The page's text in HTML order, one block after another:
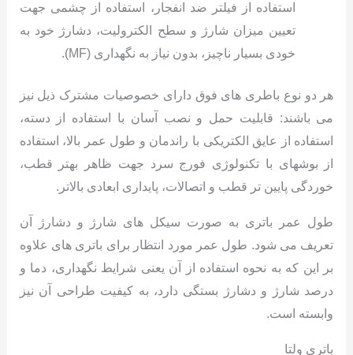
استفاده از فیلتر ضد انفجار، استفاده از چشمی جهت
تعیین میزان شارژ و سطح الکترولیت، دشارژ خود به
خودی بسیار ناچیز، بدون نیاز به نگهداری (MF).
هر دو نوع باطری های فوق دارای خصوصیات مشترک ذیل نیز
می باشند: قابلیت حمل و نصب آسان با استفاده از دسته،
استفاده از عایق الکتریکی با راندمان و طول عمر بالا، استفاده
از بوشهای با تکنولوژی فورج سرد جهت ظاهر بهتر قطب،
خوردگی پایین تر قطب و اتصالات، پایداری ابعادی بالاتر.
طول عمر باتری به صورت سیکل های شارژ و دشارژ آن
تعریف می شود. طول عمر مورد انتظار برای باتری های علاوه
بر این که به نحوه استفاده از آن یعنی شرایط نگهداری، دما و
درصد شارژ و دشارژ بستگی دارد، به کیفیت طراحی آن نیز
وابسته است.
باتری ولتا